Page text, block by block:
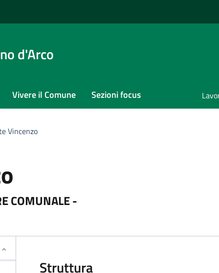
d'Arco
Vivere il Comune Sezioni focus
Vincenzo
COMUNALE -
Struttura